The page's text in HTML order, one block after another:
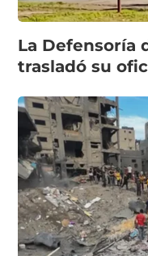
La Defensoría
trasladó su